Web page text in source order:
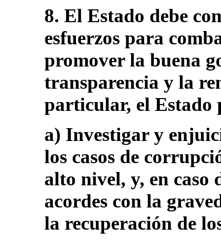
8. El Estado debe
esfuerzos para
promover la buena
transparencia y la
particular, el Estado
a) Investigar y
los casos de
alto nivel, y, en caso
acordes con la
la recuperación de